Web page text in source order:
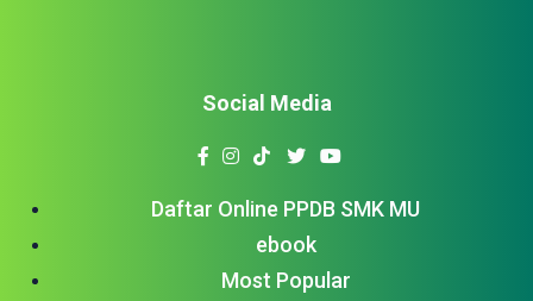
Daftar Online PPDB SMK MU
ebook
Most Popular
Social Media